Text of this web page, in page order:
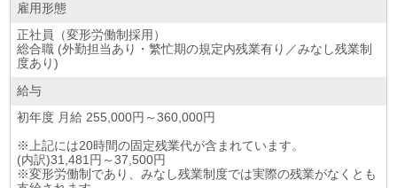
雇用形態
正社員（変形労働制採用）
総合職 (外勤担当あり・繁忙期の規定内残業有り／みなし残業制
度あり)
給与
初年度 月給 255,000円～360,000円
※上記には20時間の固定残業代が含まれています。
(内訳)31,481円～37,500円
※変形労働制であり、みなし残業制度では実際の残業がなくとも